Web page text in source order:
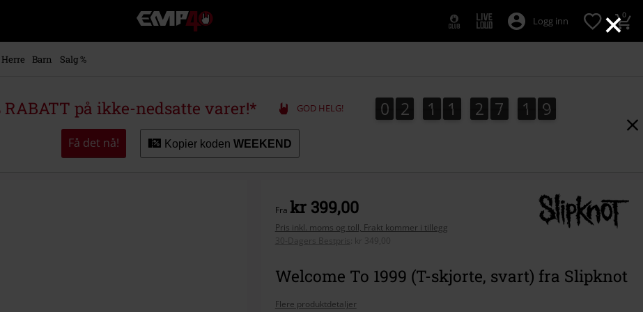
×
EMP
-
Musikk,
merch
Alternativ
mote
Logg inn 0
Herre Barn Salg %
RABATT på ikke-nedsatte varer!* GOD HELG! 0
0 2
2 1
1 1
1 2
2 7
7 1
2
1 8
9
8
Få det nå! Kopier koden WEEKEND
Fra kr 399,00
Pris inkl. moms og toll, Frakt kommer i tillegg
30-Dagers Bestpris
kr 349,00
Welcome To 1999 (T-skjorte, svart) fra Slipknot
Flere produktdetaljer